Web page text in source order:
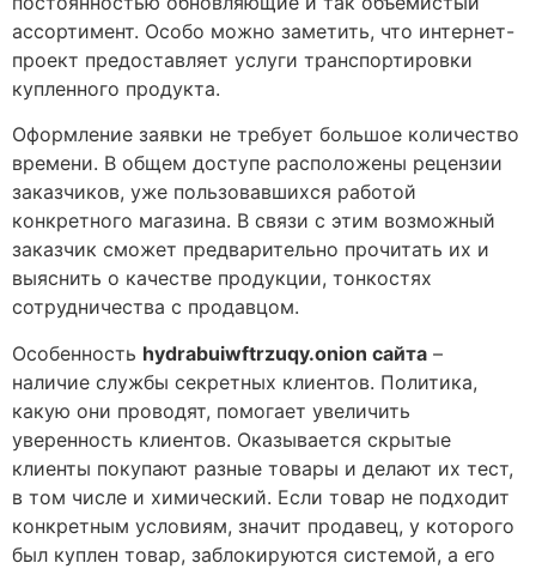
ассортимент. Особо можно заметить, что интернет-
проект предоставляет услуги транспортировки
купленного продукта.
Оформление заявки не требует большое количество
времени. В общем доступе расположены рецензии
заказчиков, уже пользовавшихся работой
конкретного магазина. В связи с этим возможный
заказчик сможет предварительно прочитать их и
выяснить о качестве продукции, тонкостях
сотрудничества с продавцом.
Особенность hydrabuiwftrzuqy.onion сайта –
наличие службы секретных клиентов. Политика,
какую они проводят, помогает увеличить
уверенность клиентов. Оказывается скрытые
клиенты покупают разные товары и делают их тест,
в том числе и химический. Если товар не подходит
конкретным условиям, значит продавец, у которого
был куплен товар, заблокируются системой, а его